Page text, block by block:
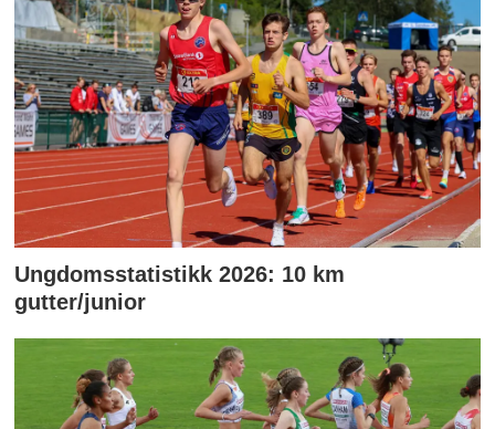
Ungdomsstatistikk 2026: 10 km
gutter/junior